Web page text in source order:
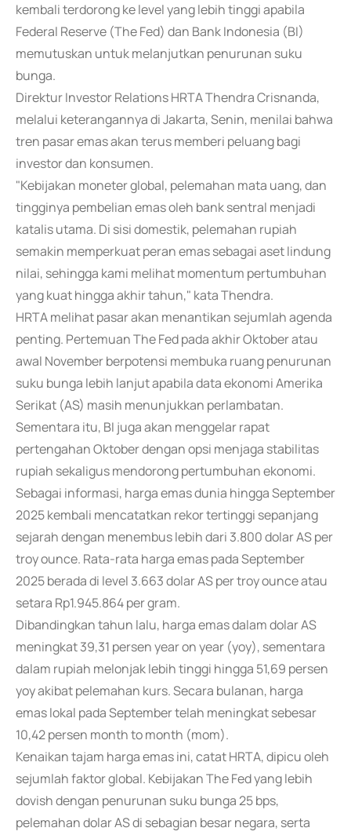
kembali terdorong ke level yang lebih tinggi apabila
Federal Reserve (The Fed) dan Bank Indonesia (BI)
memutuskan untuk melanjutkan penurunan suku
bunga.
Direktur Investor Relations HRTA Thendra Crisnanda,
melalui keterangannya di Jakarta, Senin, menilai bahwa
tren pasar emas akan terus memberi peluang bagi
investor dan konsumen.
"Kebijakan moneter global, pelemahan mata uang, dan
tingginya pembelian emas oleh bank sentral menjadi
katalis utama. Di sisi domestik, pelemahan rupiah
semakin memperkuat peran emas sebagai aset lindung
nilai, sehingga kami melihat momentum pertumbuhan
yang kuat hingga akhir tahun," kata Thendra.
HRTA melihat pasar akan menantikan sejumlah agenda
penting. Pertemuan The Fed pada akhir Oktober atau
awal November berpotensi membuka ruang penurunan
suku bunga lebih lanjut apabila data ekonomi Amerika
Serikat (AS) masih menunjukkan perlambatan.
Sementara itu, BI juga akan menggelar rapat
pertengahan Oktober dengan opsi menjaga stabilitas
rupiah sekaligus mendorong pertumbuhan ekonomi.
Sebagai informasi, harga emas dunia hingga September
2025 kembali mencatatkan rekor tertinggi sepanjang
sejarah dengan menembus lebih dari 3.800 dolar AS per
troy ounce. Rata-rata harga emas pada September
2025 berada di level 3.663 dolar AS per troy ounce atau
setara Rp1.945.864 per gram.
Dibandingkan tahun lalu, harga emas dalam dolar AS
meningkat 39,31 persen year on year (yoy), sementara
dalam rupiah melonjak lebih tinggi hingga 51,69 persen
yoy akibat pelemahan kurs. Secara bulanan, harga
emas lokal pada September telah meningkat sebesar
10,42 persen month to month (mom).
Kenaikan tajam harga emas ini, catat HRTA, dipicu oleh
sejumlah faktor global. Kebijakan The Fed yang lebih
dovish dengan penurunan suku bunga 25 bps,
pelemahan dolar AS di sebagian besar negara, serta